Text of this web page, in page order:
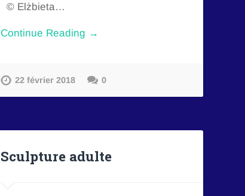
© Elżbieta…
Continue Reading →
22 février 2018 0
Sculpture adulte